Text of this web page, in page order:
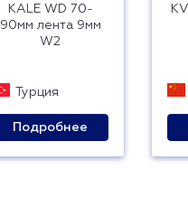
KALE WD 70-
90мм лента 9мм
W2
Турция
Подробнее